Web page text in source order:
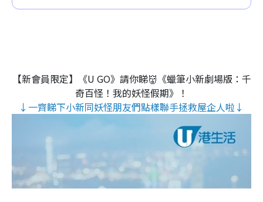
【新會員限定】《U GO》請你睇👹《蠟筆小新劇場版：千
奇百怪！我的妖怪假期》！
↓一齊睇下小新同妖怪朋友們點樣聯手拯救屋企人啦↓